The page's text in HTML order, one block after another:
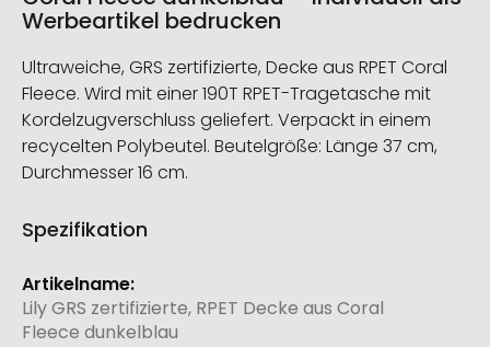
Werbeartikel bedrucken
Ultraweiche, GRS zertifizierte, Decke aus RPET Coral
Fleece. Wird mit einer 190T RPET-Tragetasche mit
Kordelzugverschluss geliefert. Verpackt in einem
recycelten Polybeutel. Beutelgröße: Länge 37 cm,
Durchmesser 16 cm.
Spezifikation
Weitere
Informationen
Lily GRS zertifizierte, RPET Decke aus Coral
Fleece dunkelblau